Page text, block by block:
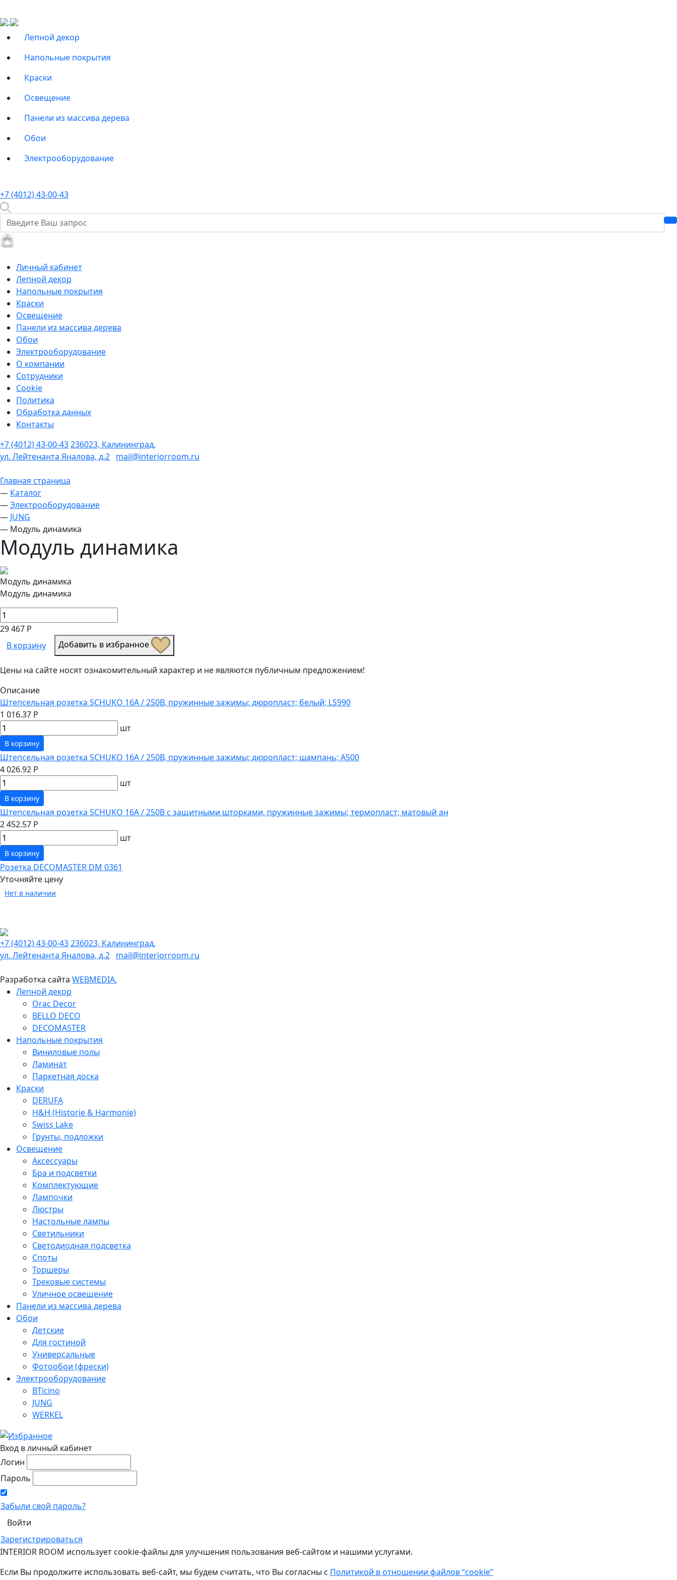
Лепной декор
Напольные покрытия
Краски
Освещение
Панели из массива дерева
Обои
Электрооборудование
+7 (4012) 43-00-43
Личный кабинет
Лепной декор
Напольные покрытия
Краски
Освещение
Панели из массива дерева
Обои
Электрооборудование
О компании
Сотрудники
Cookie
Политика
Обработка данных
Контакты
+7 (4012) 43-00-43236023, Калининград,
ул. Лейтенанта Яналова, д.2 mail@interiorroom.ru
Главная страница
— Каталог
—Электрооборудование
— JUNG
— Модуль динамика
Модуль динамика
Модуль динамика
Модуль динамика
29 467 Р
В корзину
Добавить в избранное
Цены на сайте носят ознакомительный характер и не являются публичным предложением!
Описание
Штепсельная розетка SCHUKO 16А / 250В, пружинные зажимы; дюропласт; белый; LS990
1 016.37 Р
шт
В корзину
Штепсельная розетка SCHUKO 16А / 250В, пружинные зажимы; дюропласт; шампань; A500
4 026.92 Р
шт
В корзину
Штепсельная розетка SCHUKO 16А / 250В с защитными шторками, пружинные зажимы; термопласт; матовый ан
2 452.57 Р
шт
В корзину
Розетка DECOMASTER DM 0361
Уточняйте цену
Нет в наличии
+7 (4012) 43-00-43236023, Калининград,
ул. Лейтенанта Яналова, д.2 mail@interiorroom.ru
Разработка сайта WEBMEDIA.
Лепной декор
Orac Decor
BELLO DECO
DECOMASTER
Напольные покрытия
Виниловые полы
Ламинат
Паркетная доска
Краски
DERUFA
H&H (Historie & Harmonie)
Swiss Lake
Грунты, подложки
Освещение
Аксессуары
Бра и подсветки
Комплектующие
Лампочки
Люстры
Настольные лампы
Светильники
Светодиодная подсветка
Споты
Торшеры
Трековые системы
Уличное освещение
Панели из массива дерева
Обои
Детские
Для гостиной
Универсальные
Фотообои (фрески)
Электрооборудование
BTicino
JUNG
WERKEL
Вход в личный кабинет
Логин
Пароль
Забыли свой пароль?
Зарегистрироваться
INTERIOR ROOM использует cookie-файлы для улучшения пользования веб-сайтом и нашими услугами.
Если Вы продолжите использовать веб-сайт, мы будем считать, что Вы согласны с Политикой в отношении файлов “cookie”